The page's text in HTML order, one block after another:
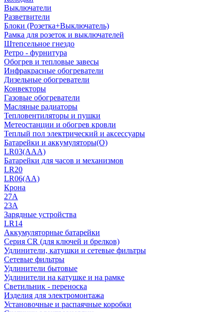
Выключатели
Разветвители
Блоки (Розетка+Выключатель)
Рамка для розеток и выключателей
Штепсельное гнездо
Ретро - фурнитура
Обогрев и тепловые завесы
Инфракрасные обогреватели
Дизельные обогреватели
Конвекторы
Газовые обогреватели
Масляные радиаторы
Тепловентиляторы и пушки
Метеостанции и обогрев кровли
Теплый пол электрический и аксессуары
Батарейки и аккумуляторы(О)
LR03(AAA)
Батарейки для часов и механизмов
LR20
LR06(AA)
Крона
27A
23A
Зарядные устройства
LR14
Аккумуляторные батарейки
Серия CR (для ключей и брелков)
Удлинители, катушки и сетевые фильтры
Сетевые фильтры
Удлинители бытовые
Удлинители на катушке и на рамке
Светильник - переноска
Изделия для электромонтажа
Установочные и распаячные коробки